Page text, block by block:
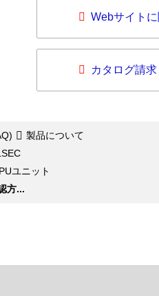
Webサイト
カタログ請求
製品について
ユニット
方...